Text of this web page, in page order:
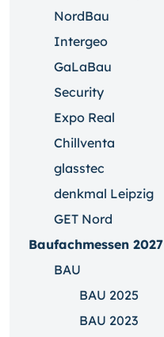
NordBau
Intergeo
GaLaBau
Security
Expo Real
Chillventa
glasstec
denkmal Leipzig
GET Nord
Baufachmessen 2027
BAU
BAU 2025
BAU 2023